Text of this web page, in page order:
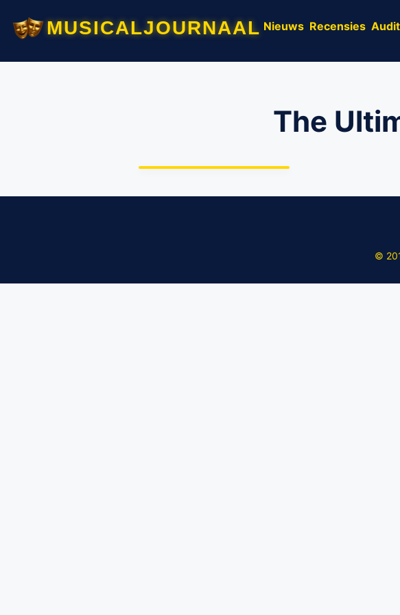
musicaljournaal Nieuws Recensies
The
©